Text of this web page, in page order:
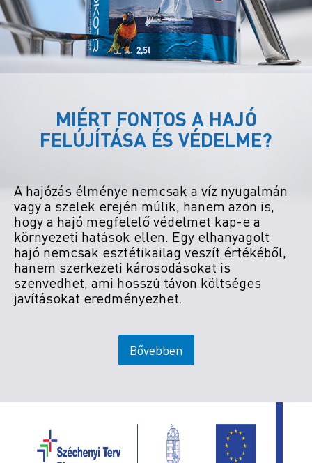
MIÉRT FONTOS A HAJÓ
FELÚJÍTÁSA ÉS VÉDELME?
A hajózás élménye nemcsak a víz nyugalmán
vagy a szelek erején múlik, hanem azon is,
hogy a hajó megfelelő védelmet kap-e a
környezeti hatások ellen. Egy elhanyagolt
hajó nemcsak esztétikailag veszít értékéből,
hanem szerkezeti károsodásokat is
szenvedhet, ami hosszú távon költséges
javításokat eredményezhet.
Bővebben